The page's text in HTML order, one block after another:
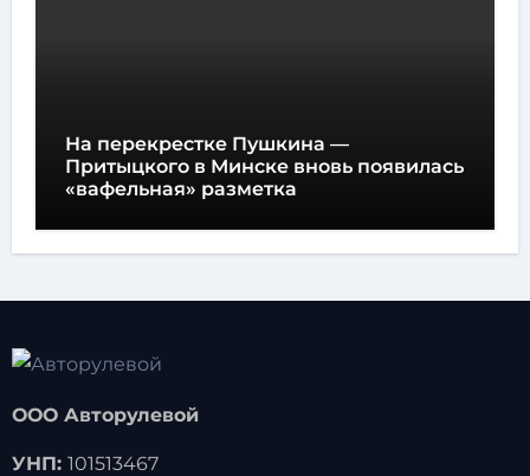
На перекрестке Пушкина —
Притыцкого в Минске вновь появилась
«вафельная» разметка
ООО Авторулевой
УНП: 101513467